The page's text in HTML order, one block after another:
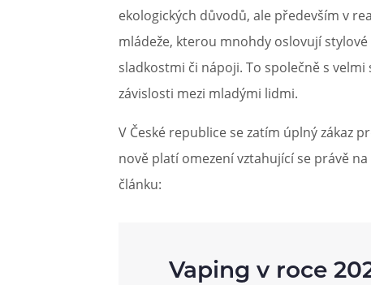
ekologických důvodů, ale především v
mládeže, kterou mnohdy oslovují
sladkostmi či nápoji. To společně s
závislosti mezi mladými lidmi.
V České republice se zatím úplný zákaz
nově platí omezení vztahující se právě
článku:
Vaping v roce